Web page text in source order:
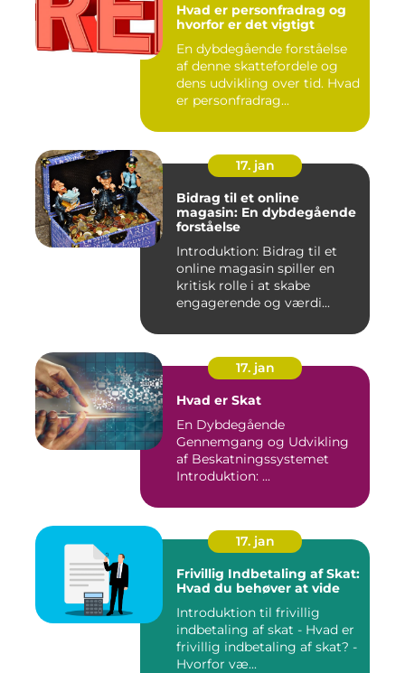
Hvad er personfradrag og
hvorfor er det vigtigt
En dybdegående forståelse
af denne skattefordele og
dens udvikling over tid. Hvad
er personfradrag...
17. jan
Bidrag til et online
magasin: En dybdegående
forståelse
Introduktion: Bidrag til et
online magasin spiller en
kritisk rolle i at skabe
engagerende og værdi...
17. jan
Hvad er Skat
En Dybdegående
Gennemgang og Udvikling
af Beskatningssystemet
Introduktion: ...
17. jan
Frivillig Indbetaling af Skat:
Hvad du behøver at vide
Introduktion til frivillig
indbetaling af skat - Hvad er
frivillig indbetaling af skat? -
Hvorfor væ...